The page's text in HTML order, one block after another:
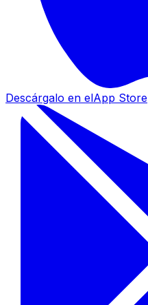
Descárgalo en elApp Store